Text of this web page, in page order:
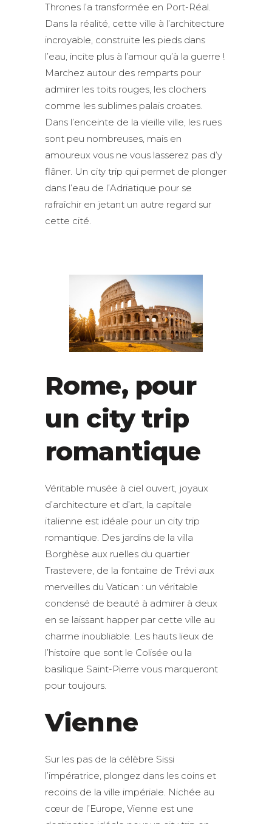
Thrones l’a transformée en Port-Réal.
Dans la réalité, cette ville à l’architecture
incroyable, construite les pieds dans
l’eau, incite plus à l’amour qu’à la guerre !
Marchez autour des remparts pour
admirer les toits rouges, les clochers
comme les sublimes palais croates.
Dans l’enceinte de la vieille ville, les rues
sont peu nombreuses, mais en
amoureux vous ne vous lasserez pas d’y
flâner. Un city trip qui permet de plonger
dans l’eau de l’Adriatique pour se
rafraîchir en jetant un autre regard sur
cette cité.
Rome, pour
un city trip
romantique
Véritable musée à ciel ouvert, joyaux
d’architecture et d’art, la capitale
italienne est idéale pour un city trip
romantique. Des jardins de la villa
Borghèse aux ruelles du quartier
Trastevere, de la fontaine de Trévi aux
merveilles du Vatican : un véritable
condensé de beauté à admirer à deux
en se laissant happer par cette ville au
charme inoubliable. Les hauts lieux de
l’histoire que sont le Colisée ou la
basilique Saint-Pierre vous marqueront
pour toujours.
Vienne
Sur les pas de la célèbre Sissi
l’impératrice, plongez dans les coins et
recoins de la ville impériale. Nichée au
cœur de l’Europe, Vienne est une